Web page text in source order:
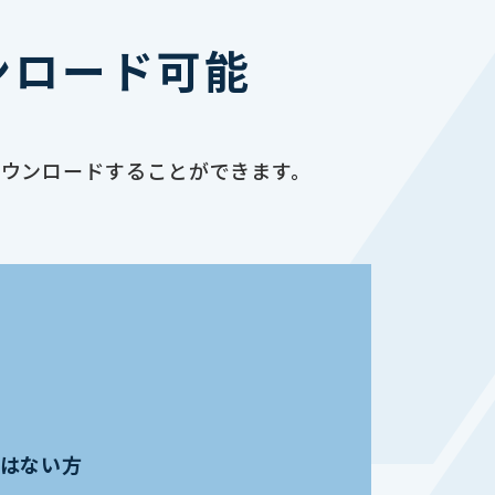
ード可能
ロードすることができます。
ない方